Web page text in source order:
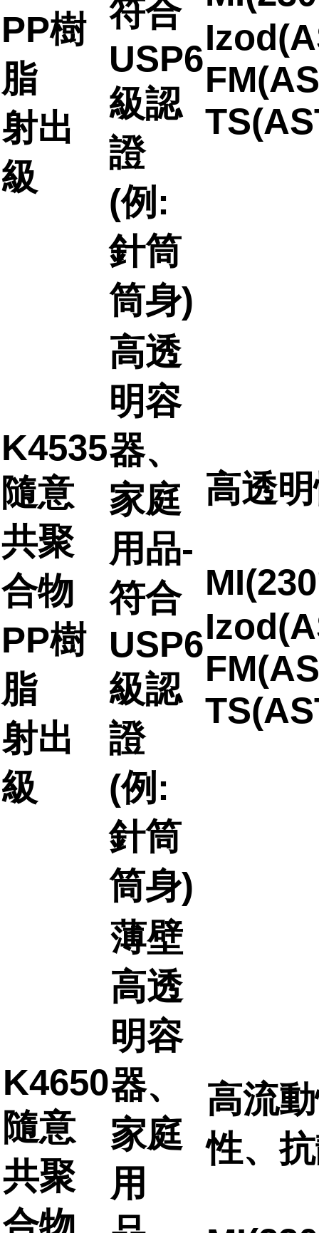
PP樹
脂
射出
級
符合
USP6
級認
證
(例:
針筒
筒身)
K4535
隨意
共聚
合物
PP樹
脂
射出
級
高透
明容
器、
家庭
用品-
符合
USP6
級認
證
(例:
針筒
筒身)
高透
K4650
隨意
共聚
薄壁
高透
明容
器、
家庭
用
高流
性、